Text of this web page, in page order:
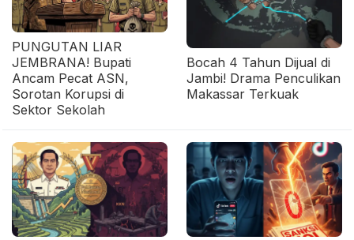
PUNGUTAN LIAR
JEMBRANA! Bupati
Ancam Pecat ASN,
Sorotan Korupsi di
Sektor Sekolah
Bocah 4 Tahun Dijual di
Jambi! Drama Penculikan
Makassar Terkuak